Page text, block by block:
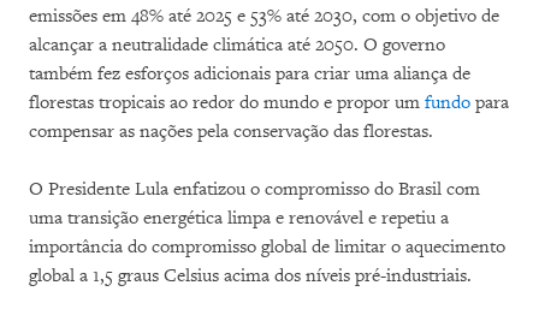
emissões em 48% até 2025 e 53% até 2030, com o objetivo de
alcançar a neutralidade climática até 2050. O governo
também fez esforços adicionais para criar uma aliança de
florestas tropicais ao redor do mundo e propor um fundo para
compensar as nações pela conservação das florestas.
O Presidente Lula enfatizou o compromisso do Brasil com
uma transição energética limpa e renovável e repetiu a
importância do compromisso global de limitar o aquecimento
global a 1,5 graus Celsius acima dos níveis pré-industriais.